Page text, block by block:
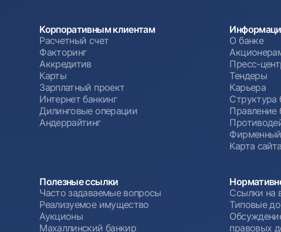
Корпоративным клиентам
Расчетный счет
Факторинг
Аккредитив
Карты
Зарплатный проект
Интернет банкинг
Дилинговые операции
Андеррайтинг
О банке
Пресс-
Тендеры
Карьера
Структура
Правление
Карта сайта
Полезные ссылки
Часто задаваемые вопросы
Реализуемое имущество
Аукционы
Махаллинский банкир
Ссылки на
Типовые
правовых